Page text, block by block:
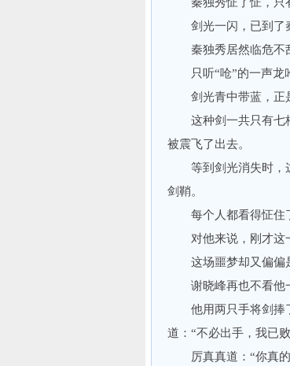
剑光一闪，已到了秦
秦独秀居然临危不乱
只听“呛”的一声龙吟
剑光青中带蓝，正是
这种剑一共只有七柄
被震飞了出去。
等到剑光消失时，这
剑鞘。
每个人都看得怔住了
对他来说，刚才这一
这场噩梦却又偏偏
谢晓峰再也不看他一
他用两只手将剑捧了
道：“不必出手，我已
厉真真道：“你真的